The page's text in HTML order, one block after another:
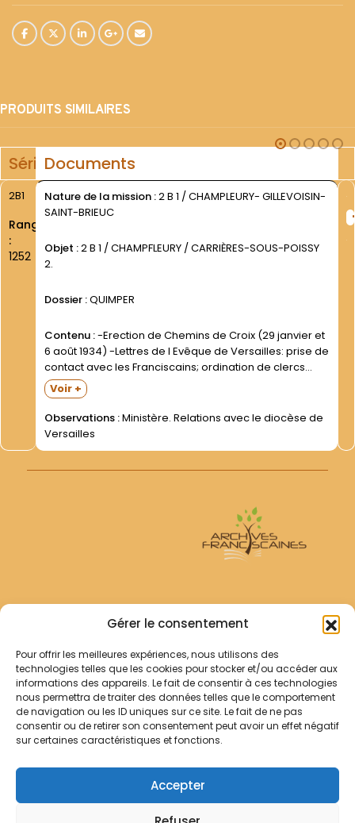
Gérer le consentement
Pour offrir les meilleures expériences, nous utilisons des
technologies telles que les cookies pour stocker et/ou accéder aux
informations des appareils. Le fait de consentir à ces technologies
nous permettra de traiter des données telles que le comportement
de navigation ou les ID uniques sur ce site. Le fait de ne pas
consentir ou de retirer son consentement peut avoir un effet négatif
sur certaines caractéristiques et fonctions.
Accepter
PRODUITS SIMILAIRES
SérieDocuments
2B1
Rang
:
1252
Nature de la mission :2 B 1 / CHAMPLEURY- GILLEVOISIN-
SAINT-BRIEUC
Objet :2 B 1 / CHAMPFLEURY / CARRIÈRES-SOUS-POISSY
2.
Dossier :QUIMPER
Contenu :-Erection de Chemins de Croix (29 janvier et
6 août 1934) -Lettres de l Evêque de Versailles: prise de
contact avec les Franciscains; ordination de clercs
étudiants; concession de pouvoirs (1934- 1938- 1940-
1948) -Dossier de l Evêché relatif aux...
Voir +
Observations :Ministère. Relations avec le diocèse de
Versailles
Archives Franciscaines
RECHERCHER
Comment chercher ?
Les archives
Notre démarche
Contact